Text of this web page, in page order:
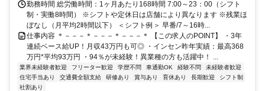
勤務時間 総労働時間：1ヶ月あたり168時間 7:00～23：00（シフト
制・実働8時間） ※シフトや定休日は店舗により異なります ※残業ほ
ぼなし（月平均2時間以下） ＜シフト例＞ 早番/7～16時...
仕事内容 ＊－－－＊－－－＊－－－＊ 【この求人のPOINT】 ・3年
連続ベース給UP！月収43万円も可◎ ・インセン昨年実績：最高368
万円*平均93万円 ・94％が未経験！異業種の方も活躍中！ ...
業界未経験者歓迎 フリーター歓迎 学歴不問 車通勤OK 経験不問
未経験者歓迎
住宅手当あり
交通費全額支給 研修あり 賞与あり 育休あり 長期歓迎
シフト制
社割あり